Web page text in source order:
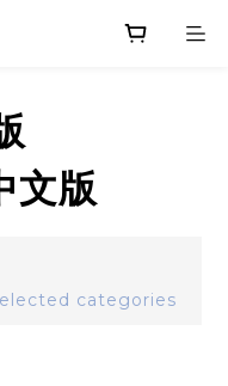
版
categories